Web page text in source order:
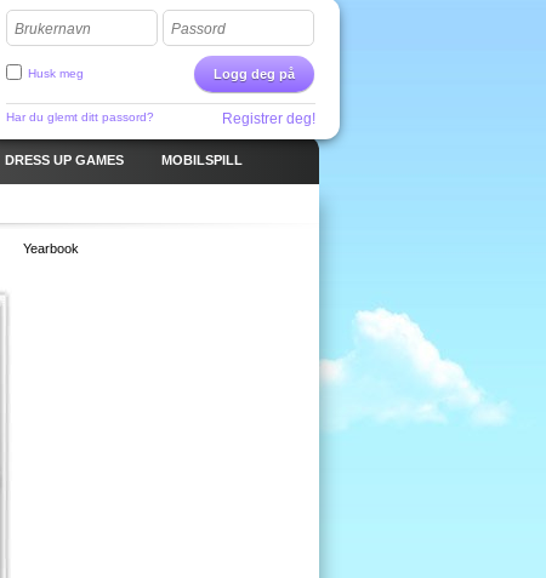
Brukernavn Passord
Logg deg på
Husk meg
Har du glemt ditt passord? Registrer deg!
DRESS UP GAMES MOBILSPILL
Yearbook